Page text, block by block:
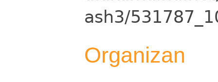
Organizan